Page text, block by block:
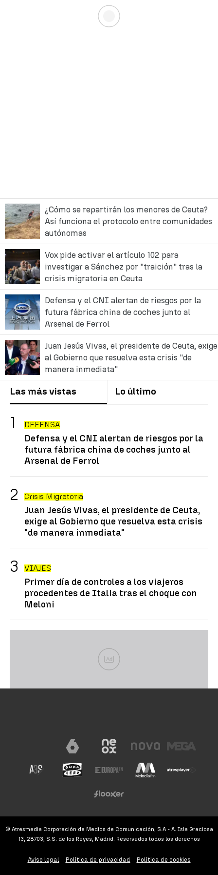
¿Cómo se repartirán los menores de Ceuta?
Así funciona el protocolo entre comunidades
autónomas
Vox pide activar el artículo 102 para
investigar a Sánchez por "traición" tras la
crisis migratoria en Ceuta
Defensa y el CNI alertan de riesgos por la
futura fábrica china de coches junto al
Arsenal de Ferrol
Juan Jesús Vivas, el presidente de Ceuta, exige
al Gobierno que resuelva esta crisis "de
manera inmediata"
Las más vistas Lo último
DEFENSA
Defensa y el CNI alertan de riesgos por la
futura fábrica china de coches junto al
Arsenal de Ferrol
Crisis Migratoria
Juan Jesús Vivas, el presidente de Ceuta,
exige al Gobierno que resuelva esta crisis
"de manera inmediata"
VIAJES
Primer día de controles a los viajeros
procedentes de Italia tras el choque con
Meloni
Ad
© Atresmedia Corporación de Medios de Comunicación, S.A - A. Isla Graciosa
13, 28703, S.S. de los Reyes, Madrid. Reservados todos los derechos
Aviso legal Política de privacidad Política de cookies